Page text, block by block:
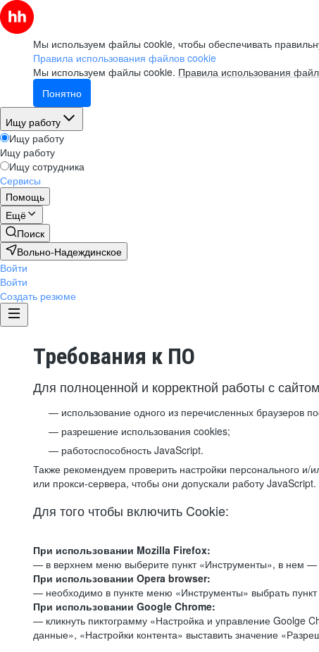
Мы используем файлы cookie, чтобы обеспечивать
Правила использования файлов cookie
Мы используем файлы cookie. Правила использования
Понятно
Ищу работу
Ищу работу
Ищу работу
Ищу сотрудника
Сервисы
Помощь
Ещё
Поиск
Вольно-Надеждинское
Войти
Войти
Создать резюме
Требования к ПО
Для полноценной и корректной работы с
использование одного из перечисленных браузеров
разрешение использования cookies;
работоспособность JavaScript.
Также рекомендуем проверить настройки персонального
или прокси-сервера, чтобы они допускали работу JavaScript.
Для того чтобы включить Cookie:
При использовании Mozilla Firefox:
— в верхнем меню выберите пункт «Инструменты», в нем —
При использовании Opera browser:
— необходимо в пункте меню «Инструменты» выбрать
При использовании Google Chrome:
— кликнуть пиктограмму «Настройка и управление Goolge
данные», «Настройки контента» выставить значение